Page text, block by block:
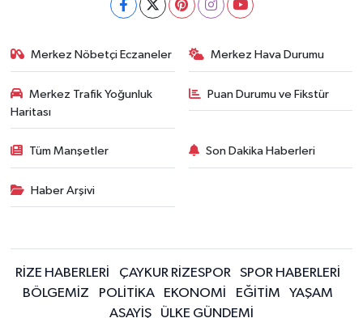
Merkez Nöbetçi Eczaneler Merkez Hava Durumu
Merkez Trafik Yoğunluk
Haritası
Puan Durumu ve Fikstür
Tüm Manşetler Son Dakika Haberleri
Haber Arşivi
RİZE HABERLERİ ÇAYKUR RİZESPOR
SPOR HABERLERİ
BÖLGEMİZ
POLİTİKA EKONOMİ EĞİTİM
YAŞAM
ASAYİŞ
ÜLKE GÜNDEMİ